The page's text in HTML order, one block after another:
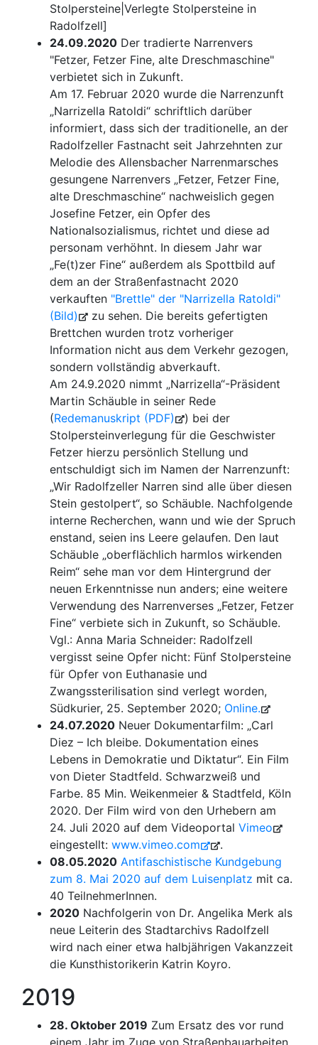
Stolpersteine|Verlegte Stolpersteine in
Radolfzell]
24.09.2020 Der tradierte Narrenvers
"Fetzer, Fetzer Fine, alte Dreschmaschine"
verbietet sich in Zukunft.
Am 17. Februar 2020 wurde die Narrenzunft
„Narrizella Ratoldi“ schriftlich darüber
informiert, dass sich der traditionelle, an der
Radolfzeller Fastnacht seit Jahrzehnten zur
Melodie des Allensbacher Narrenmarsches
gesungene Narrenvers „Fetzer, Fetzer Fine,
alte Dreschmaschine“ nachweislich gegen
Josefine Fetzer, ein Opfer des
Nationalsozialismus, richtet und diese ad
personam verhöhnt. In diesem Jahr war
„Fe(t)zer Fine“ außerdem als Spottbild auf
dem an der Straßenfastnacht 2020
verkauften "Brettle" der "Narrizella Ratoldi"
(Bild)
zu sehen. Die bereits gefertigten
Brettchen wurden trotz vorheriger
Information nicht aus dem Verkehr gezogen,
sondern vollständig abverkauft.
Am 24.9.2020 nimmt „Narrizella“-Präsident
Martin Schäuble in seiner Rede
(Redemanuskript (PDF)
) bei der
Stolpersteinverlegung für die Geschwister
Fetzer hierzu persönlich Stellung und
entschuldigt sich im Namen der Narrenzunft:
„Wir Radolfzeller Narren sind alle über diesen
Stein gestolpert“, so Schäuble. Nachfolgende
interne Recherchen, wann und wie der Spruch
enstand, seien ins Leere gelaufen. Den laut
Schäuble „oberflächlich harmlos wirkenden
Reim“ sehe man vor dem Hintergrund der
neuen Erkenntnisse nun anders; eine weitere
Verwendung des Narrenverses „Fetzer, Fetzer
Fine“ verbiete sich in Zukunft, so Schäuble.
Vgl.: Anna Maria Schneider: Radolfzell
vergisst seine Opfer nicht: Fünf Stolpersteine
für Opfer von Euthanasie und
Zwangssterilisation sind verlegt worden,
Südkurier, 25. September 2020; Online.
24.07.2020 Neuer Dokumentarfilm: „Carl
Diez – Ich bleibe. Dokumentation eines
Lebens in Demokratie und Diktatur“. Ein Film
von Dieter Stadtfeld. Schwarzweiß und
Farbe. 85 Min. Weikenmeier & Stadtfeld, Köln
2020. Der Film wird von den Urhebern am
24. Juli 2020 auf dem Videoportal Vimeo
eingestellt: www.vimeo.com
.
08.05.2020 Antifaschistische Kundgebung
zum 8. Mai 2020 auf dem Luisenplatz mit ca.
40 TeilnehmerInnen.
2020 Nachfolgerin von Dr. Angelika Merk als
neue Leiterin des Stadtarchivs Radolfzell
wird nach einer etwa halbjährigen Vakanzzeit
die Kunsthistorikerin Katrin Koyro.
2019
28. Oktober 2019 Zum Ersatz des vor rund